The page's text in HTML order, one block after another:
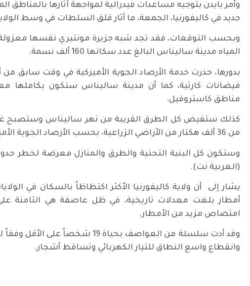
وأمر بايدن بتوجيه مساعدات فيدرالية لمواجهة آثارها
جديد في كاليفورنيا، الجمعة، ما أثار قلق السلطات في وسط
وبحسب التوقعات، فقد تجد شبه جزيرة مونتيري نفسها معزولة
المياه مدينة ساليناس البالغ عدد سكانها 160 ألف نسمة.
بدورها، حذرت خدمة الأرصاد الجوية الأميركية في وقت
فيضانات كارثية، كما أن مدينة ساليناس ستكون
مناطق كاستروفيل.
كذلك ستفيض كل الطرق القريبة من نهر ساليناس وستصبح غير
من 36 ألف هكتار من الأراضي الزراعية، بحسب الأرصاد الجوية الأميركية.
وستكون كل البنية التحتية والطرق والمنازل معرضة لخطر
(العربية نت).
يشار إلى أن ولاية كاليفورنيا الأكثر اكتظاظاً بالسكان في
أمطار بلغت معدلات تاريخية، في ظل عاصفة هي الثامنة
امتصاص مزيد من الأمطار.
وقد أدت سلسلة من العواصف بحياة
وانقطاع واسع النطاق للتيار الكهربائي وتساقط أشجار.